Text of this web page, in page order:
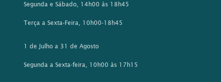
Segunda e Sábado, 14h00 às 18h45
Terça a Sexta-Feira, 10h00-18h45
1 de Julho a 31 de Agosto
Segunda a Sexta-feira, 10h00 às 17h15